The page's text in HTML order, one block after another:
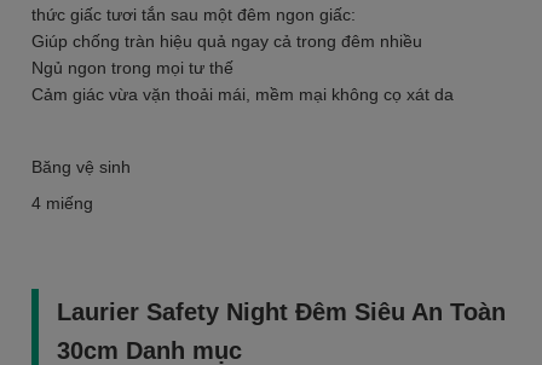
thức giấc tươi tắn sau một đêm ngon giấc:
Giúp chống tràn hiệu quả ngay cả trong đêm nhiều
Ngủ ngon trong mọi tư thế
Cảm giác vừa vặn thoải mái, mềm mại không cọ xát da
Băng vệ sinh
4 miếng
Laurier Safety Night Đêm Siêu An Toàn
30cm Danh mục